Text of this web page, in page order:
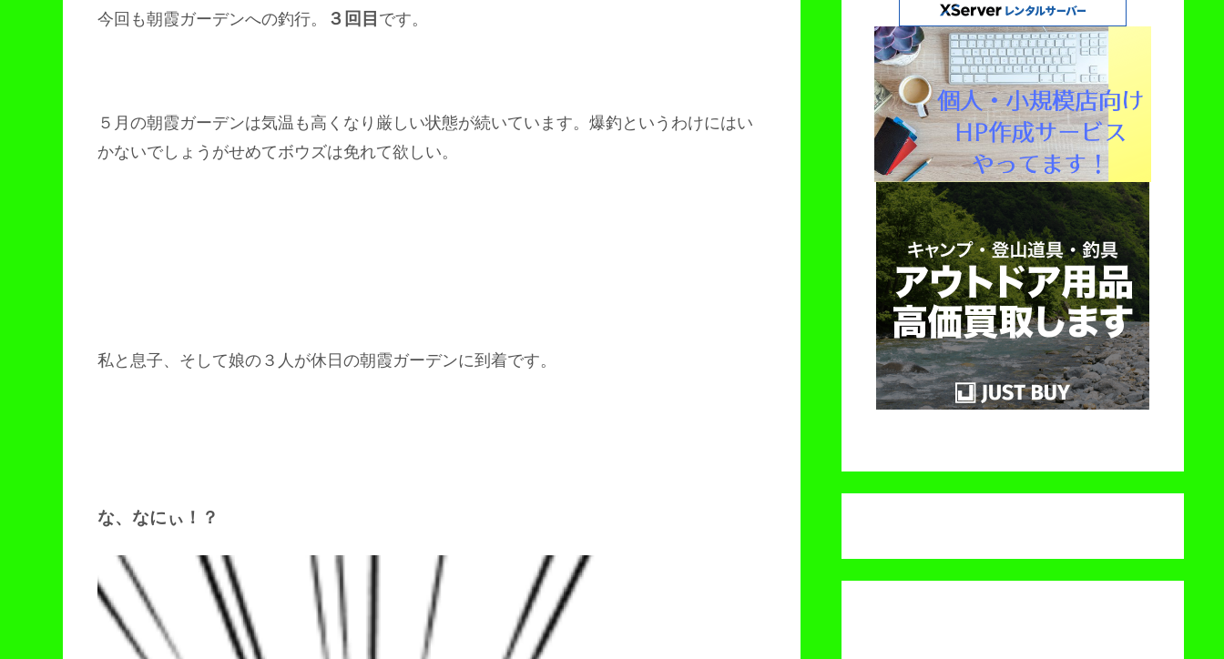
今回も朝霞ガーデンへの釣行。 ３回目 です。
５月の朝霞ガーデンは気温も高くなり厳しい状態が続いています。爆釣というわけにはい
かないでしょうがせめてボウズは免れて欲しい。
私と息子、そして娘の３人が休日の朝霞ガーデンに到着です。
な、なにぃ！？